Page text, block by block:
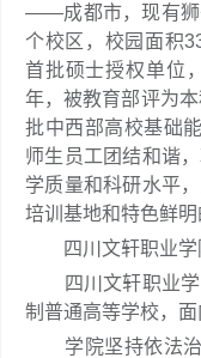
——成都市，现有狮
个校区，校园面积
首批硕士授权单位
年，被教育部评为
批中西部高校基础
师生员工团结和谐
学质量和科研水平
培训基地和特色鲜明
四川文轩职业学
四川文轩职业学
制普通高等学校，面
学院坚持依法治